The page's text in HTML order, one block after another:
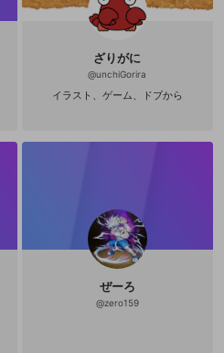
ざりがに
@unchiGorira
イラスト、ゲーム、ドブから
ぜーろ
@zero159